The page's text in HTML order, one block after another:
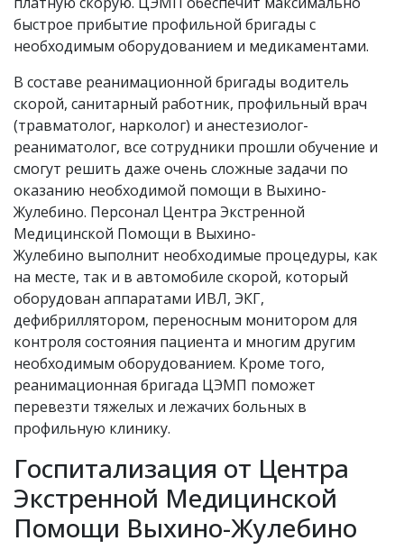
быстрое прибытие профильной бригады с
необходимым оборудованием и медикаментами.
В составе реанимационной бригады водитель
скорой, санитарный работник, профильный врач
(травматолог, нарколог) и анестезиолог-
реаниматолог, все сотрудники прошли обучение и
смогут решить даже очень сложные задачи по
оказанию необходимой помощи в Выхино-
Жулебино. Персонал Центра Экстренной
Медицинской Помощи в Выхино-
Жулебино выполнит необходимые процедуры, как
на месте, так и в автомобиле скорой, который
оборудован аппаратами ИВЛ, ЭКГ,
дефибриллятором, переносным монитором для
контроля состояния пациента и многим другим
необходимым оборудованием. Кроме того,
реанимационная бригада ЦЭМП поможет
перевезти тяжелых и лежачих больных в
профильную клинику.
Госпитализация от Центра
Экстренной Медицинской
Помощи Выхино-Жулебино